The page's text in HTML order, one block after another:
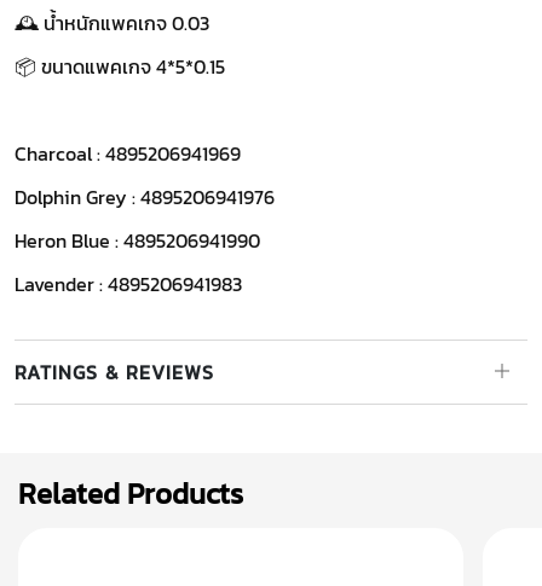
🕰 น้ำหนักแพคเกจ 0.03
📦 ขนาดแพคเกจ 4*5*0.15
Charcoal : 4895206941969
Dolphin Grey : 4895206941976
Heron Blue : 4895206941990
Lavender : 4895206941983
RATINGS & REVIEWS
Related Products